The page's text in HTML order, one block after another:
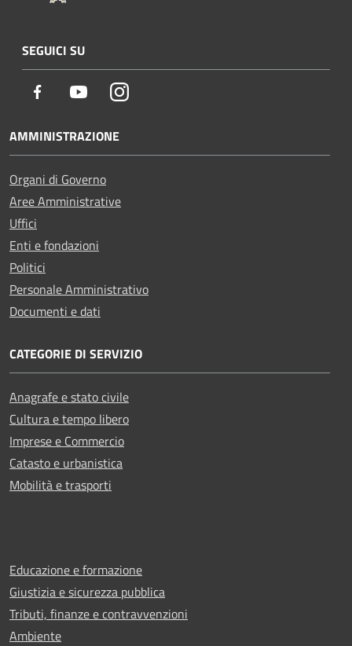
SEGUICI SU
Facebook YoutubeInstagram
AMMINISTRAZIONE
Organi di Governo
Aree Amministrative
Uffici
Enti e fondazioni
Politici
Personale Amministrativo
Documenti e dati
CATEGORIE DI SERVIZIO
Anagrafe e stato civile
Cultura e tempo libero
Imprese e Commercio
Catasto e urbanistica
Mobilità e trasporti
Educazione e formazione
Giustizia e sicurezza pubblica
Tributi, finanze e contravvenzioni
Ambiente